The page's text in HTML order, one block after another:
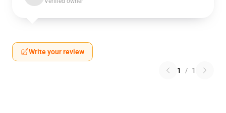
Write your review
1 / 1